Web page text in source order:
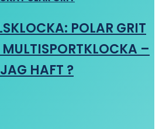
POLAR GRIT
–
HAFT ?